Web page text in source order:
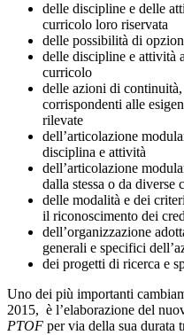
delle discipline e delle
curricolo loro riservata
delle possibilità di
delle discipline e attività
curricolo
delle azioni di
corrispondenti alle
rilevate
dell’articolazione
disciplina e attività
dell’articolazione
dalla stessa o da diverse
delle modalità e dei
il riconoscimento dei
dell’organizzazione
generali e specifici
dei progetti di ricerca e
Uno dei più importanti
2015, è l’elaborazione del
PTOF per via della sua durata